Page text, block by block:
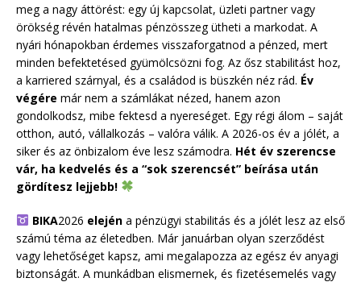
meg a nagy áttörést: egy új kapcsolat, üzleti partner vagy
örökség révén hatalmas pénzösszeg ütheti a markodat. A
nyári hónapokban érdemes visszaforgatnod a pénzed, mert
minden befektetésed gyümölcsözni fog. Az ősz stabilitást hoz,
a karriered szárnyal, és a családod is büszkén néz rád. Év
végére már nem a számlákat nézed, hanem azon
gondolkodsz, mibe fektesd a nyereséget. Egy régi álom – saját
otthon, autó, vállalkozás – valóra válik. A 2026-os év a jólét, a
siker és az önbizalom éve lesz számodra. Hét év szerencse
vár, ha kedvelés és a “sok szerencsét” beírása után
gördítesz lejjebb!
BIKA2026 elejéna pénzügyi stabilitás és a jólét lesz az első
számú téma az életedben. Már januárban olyan szerződést
vagy lehetőséget kapsz, ami megalapozza az egész év anyagi
biztonságát. A munkádban elismernek, és fizetésemelés vagy